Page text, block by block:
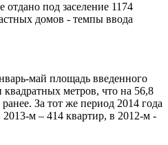
отдано под заселение 1174
домов - темпы ввода
май площадь введенного
квадратных метров, что на 56,8
За тот же период 2014 года
м – 414 квартир, в 2012-м -